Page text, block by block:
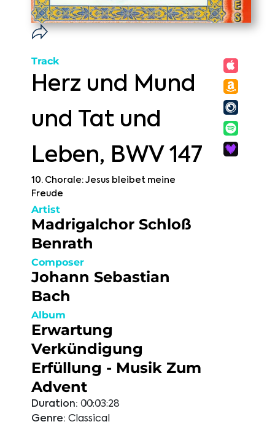
Track
Herz und Mund
und Tat und
Leben, BWV 147
10. Chorale: Jesus bleibet meine
Freude
Artist
Madrigalchor Schloß
Benrath
Composer
Johann Sebastian
Bach
Album
Erwartung
Verkündigung
Erfüllung - Musik Zum
Advent
Duration: 00:03:28
Genre: Classical